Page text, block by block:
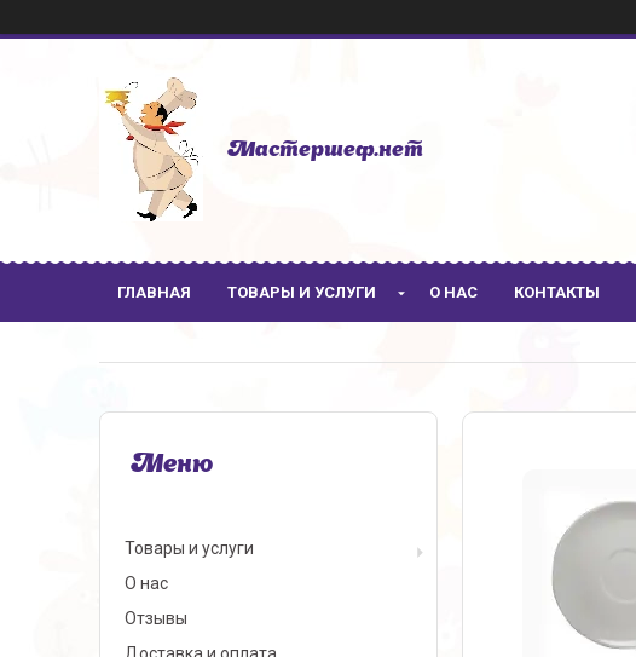
Мастершеф.нет
ГЛАВНАЯ ТОВАРЫ И УСЛУГИ О НАС КОНТАКТЫ
Товары и услуги
О нас
Отзывы